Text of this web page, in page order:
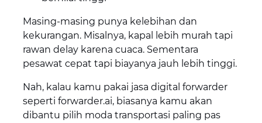
Masing-masing punya kelebihan dan
kekurangan. Misalnya, kapal lebih murah tapi
rawan delay karena cuaca. Sementara
pesawat cepat tapi biayanya jauh lebih tinggi.
Nah, kalau kamu pakai jasa digital forwarder
seperti forwarder.ai, biasanya kamu akan
dibantu pilih moda transportasi paling pas